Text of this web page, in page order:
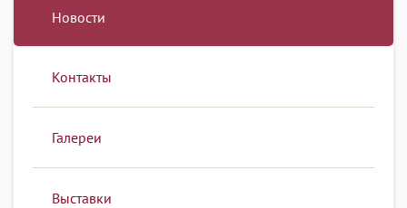
Новости
Контакты
Галереи
Выставки